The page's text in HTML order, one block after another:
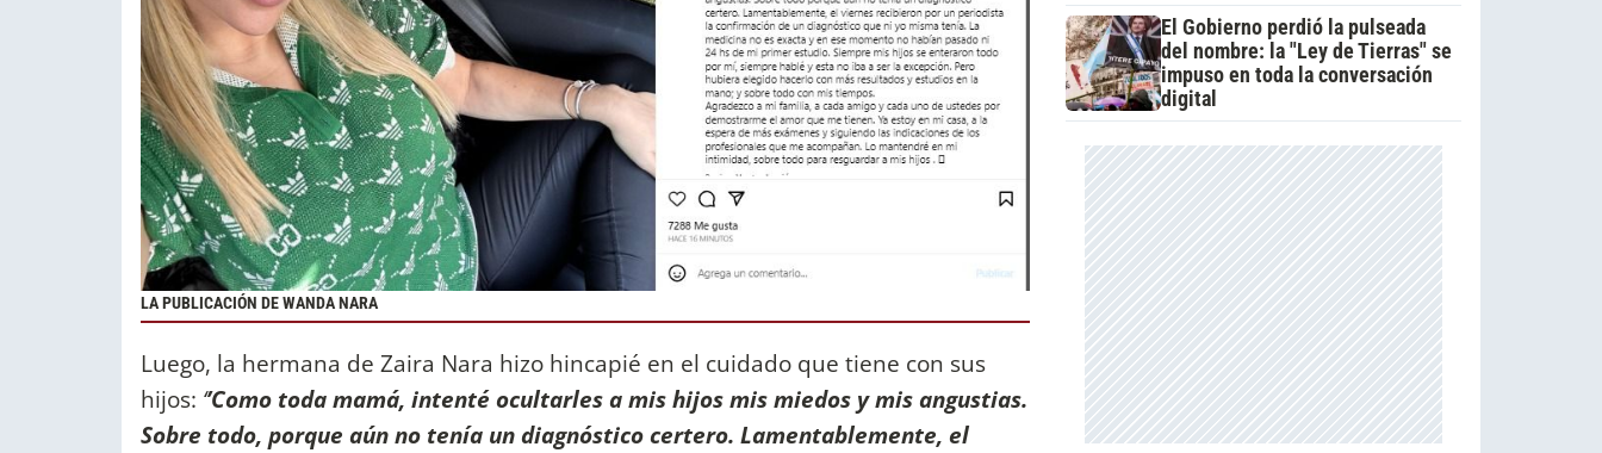
LA PUBLICACIÓN DE WANDA NARA
Luego, la hermana de Zaira Nara hizo hincapié en el cuidado que tiene con sus
hijos: ‘’Como toda mamá, intenté ocultarles a mis hijos mis miedos y mis angustias.
Sobre todo, porque aún no tenía un diagnóstico certero. Lamentablemente, el
El Gobierno perdió la pulseada
del nombre: la "Ley de Tierras" se
impuso en toda la conversación
digital